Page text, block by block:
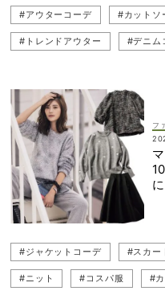
#アウターコーデ #カットソ
#トレンドアウター #デニム
#人気コーデランキング
フ
#ジャケットコーデ #スカー
#ニット #コスパ服 #